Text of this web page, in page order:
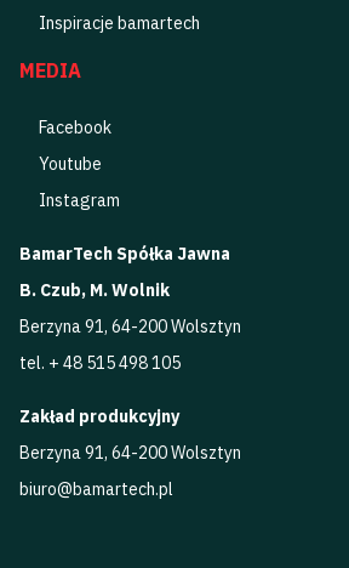
Inspiracje bamartech
MEDIA
Facebook
Youtube
Instagram
BamarTech Spółka Jawna
B. Czub, M. Wolnik
Berzyna 91, 64-200 Wolsztyn
tel. + 48 515 498 105
Zakład produkcyjny
Berzyna 91, 64-200 Wolsztyn
biuro@bamartech.pl